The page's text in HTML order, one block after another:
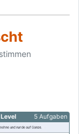
5 Aufgaben